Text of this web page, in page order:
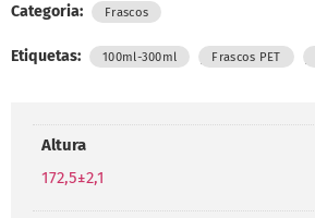
Categoria: Frascos
Etiquetas: 100ml-300ml Frascos PET ,
Altura
172,5±2,1